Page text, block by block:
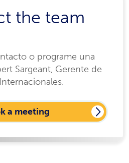
the team
o programe una
Sargeant, Gerente de
a meeting